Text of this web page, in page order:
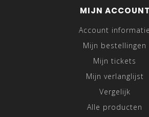
MIJN ACCOUNT
Account informatie
Mijn bestellingen
Mijn tickets
Mijn verlanglijst
Vergelijk
Alle producten